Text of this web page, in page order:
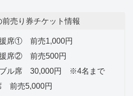
売り券チケット情報
席① 前売1,000円
援席② 前売500円
ブル席 30,000円 ※4名まで
前売5,000円